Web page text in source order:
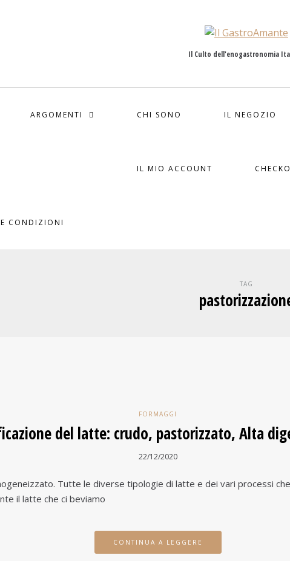
Il Culto dell'enogastronomia
ARGOMENTI CHI SONO IL NEGOZIO
IL MIO ACCOUNT
CONDIZIONI
TAG
FORMAGGI
del latte: crudo, pastorizzato, Alta
22/12/2020
Tutte le diverse tipologie di latte e dei vari processi che
il latte che ci beviamo
CONTINUA A LEGGERE